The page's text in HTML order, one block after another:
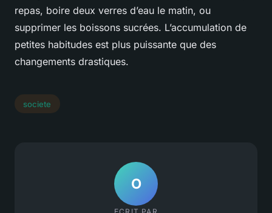
repas, boire deux verres d’eau le matin, ou
supprimer les boissons sucrées. L’accumulation de
petites habitudes est plus puissante que des
changements drastiques.
societe
O